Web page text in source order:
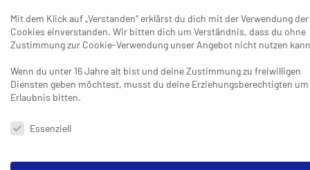
Folge gab es aber wieder vier zum Teil sehr schmerzhafte
Niederlagen und zuletzt ohne die fehlenden Top-Torjäger David
20:25 in Friesenheim. Dass die Trauben nun gegen
Leutershausen vermutlich noch höher hängen, ist nicht nur
und sie stehen jetzt zu Recht da, wo sie stehen. Da müssen wir
Hoffnung zieht der TVA unter anderem daraus, dass die
Mit dem Klick auf „Verstanden“ erklärst du dich mit der Verwendung der
Cookies einverstanden. Wir bitten dich um Verständnis, dass du ohne
Zustimmung zur Cookie-Verwendung unser Angebot nicht nutzen
Wenn du unter 16 Jahre alt bist und deine Zustimmung zu freiwilligen
Diensten geben möchtest, musst du deine Erziehungsberechtigten um
Erlaubnis bitten.
Datenschutzeinstellungen & Nutzungsbedingungen
Essenziell